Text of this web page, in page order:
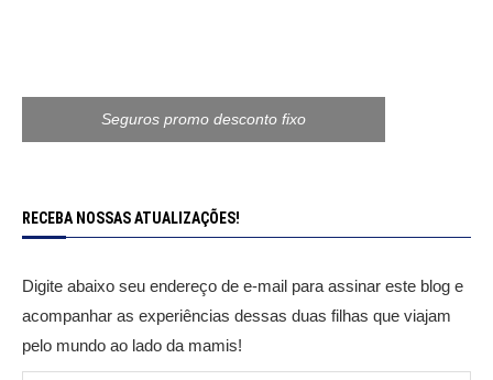
Seguros promo desconto fixo
RECEBA NOSSAS ATUALIZAÇÕES!
Digite abaixo seu endereço de e-mail para assinar este blog e
acompanhar as experiências dessas duas filhas que viajam
pelo mundo ao lado da mamis!